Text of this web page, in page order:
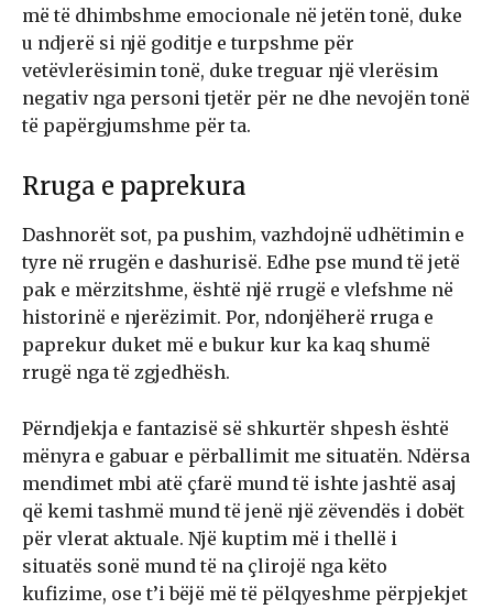
më të dhimbshme emocionale në jetën tonë, duke
u ndjerë si një goditje e turpshme për
vetëvlerësimin tonë, duke treguar një vlerësim
negativ nga personi tjetër për ne dhe nevojën tonë
të papërgjumshme për ta.
Rruga e paprekura
Dashnorët sot, pa pushim, vazhdojnë udhëtimin e
tyre në rrugën e dashurisë. Edhe pse mund të jetë
pak e mërzitshme, është një rrugë e vlefshme në
historinë e njerëzimit. Por, ndonjëherë rruga e
paprekur duket më e bukur kur ka kaq shumë
rrugë nga të zgjedhësh.
Përndjekja e fantazisë së shkurtër shpesh është
mënyra e gabuar e përballimit me situatën. Ndërsa
mendimet mbi atë çfarë mund të ishte jashtë asaj
që kemi tashmë mund të jenë një zëvendës i dobët
për vlerat aktuale. Një kuptim më i thellë i
situatës sonë mund të na çlirojë nga këto
kufizime, ose t’i bëjë më të pëlqyeshme përpjekjet